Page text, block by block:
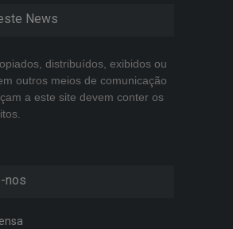
News
distribuídos, exibidos ou
outros meios de comunicação
a este site devem conter os
nos